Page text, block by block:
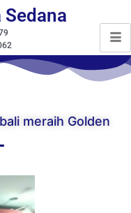
Sedana
meraih Golden